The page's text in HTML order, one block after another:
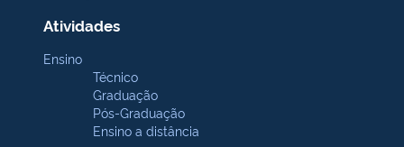
Atividades
Ensino
Técnico
Graduação
Pós-Graduação
Ensino a distância